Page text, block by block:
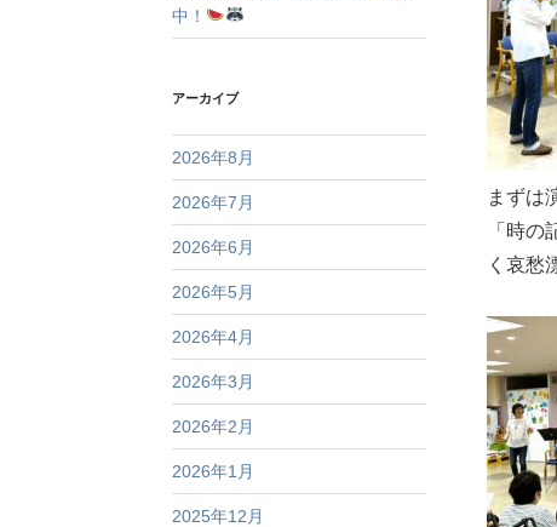
まずは
「時
く哀愁
中！
アーカイブ
2026年8月
2026年7月
2026年6月
2026年5月
2026年4月
2026年3月
2026年2月
2026年1月
2025年12月